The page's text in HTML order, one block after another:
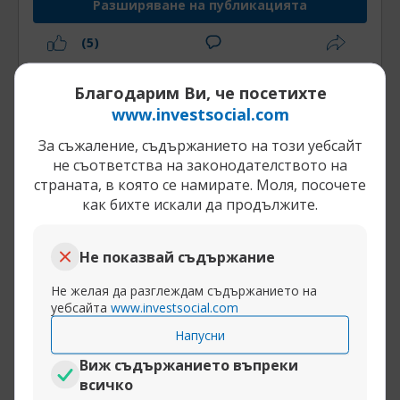
Благодарим Ви, че посетихте
www.investsocial.com
За съжаление, съдържанието на този уебсайт
не съответства на законодателството на
страната, в която се намирате. Моля, посочете
как бихте искали да продължите.
Не показвай съдържание
Не желая да разглеждам съдържанието на
уебсайта www.investsocial.com
Напусни
Виж съдържанието въпреки
всичко
Разширяване на публикацията
(5)
25-12-2020, 10:35 Весели празници!!!
hanuman
Честита Коледа, приятели, нека винаги да
имате в изобилие, здраве, щастие любими
хора и пълни сметки.
Разширяване на публикацията
(7)
25-12-2020, 10:20 Весели празници!!!
Kamenitsa